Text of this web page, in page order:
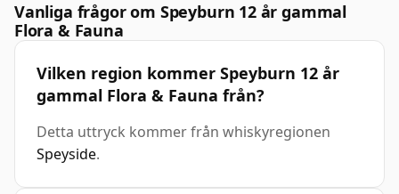
Vanliga frågor om Speyburn 12 år gammal
Flora & Fauna
Vilken region kommer Speyburn 12 år
gammal Flora & Fauna från?
Detta uttryck kommer från whiskyregionen
Speyside.